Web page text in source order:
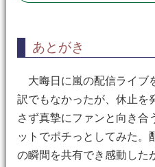
あとがき
大晦日に嵐の配信ライブ
訳でもなかったが、休止を
さず真摯にファンと向き合
ットでポチっとしてみた。
の瞬間を共有でき感動した